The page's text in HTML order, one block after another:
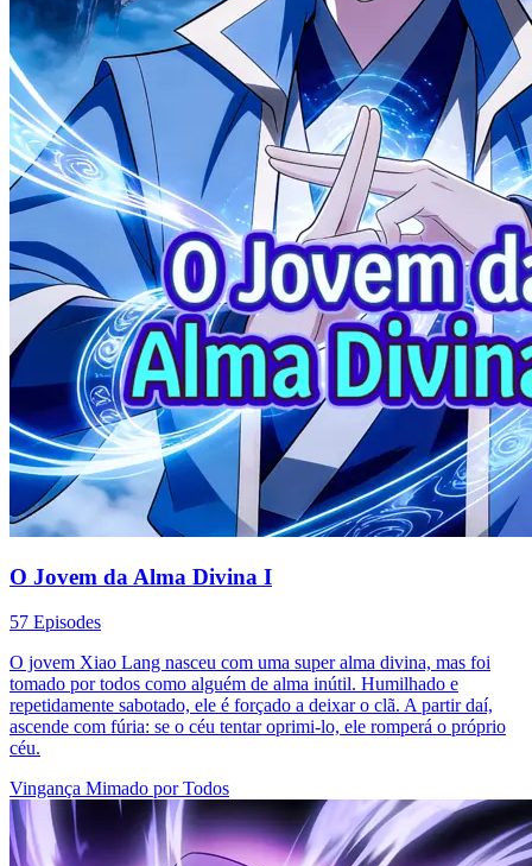
O Jovem da Alma Divina I
57 Episodes
O jovem Xiao Lang nasceu com uma super alma divina, mas foi
tomado por todos como alguém de alma inútil. Humilhado e
repetidamente sabotado, ele é forçado a deixar o clã. A partir daí,
ascende com fúria: se o céu tentar oprimi‑lo, ele romperá o próprio
céu.
Vingança Mimado por Todos